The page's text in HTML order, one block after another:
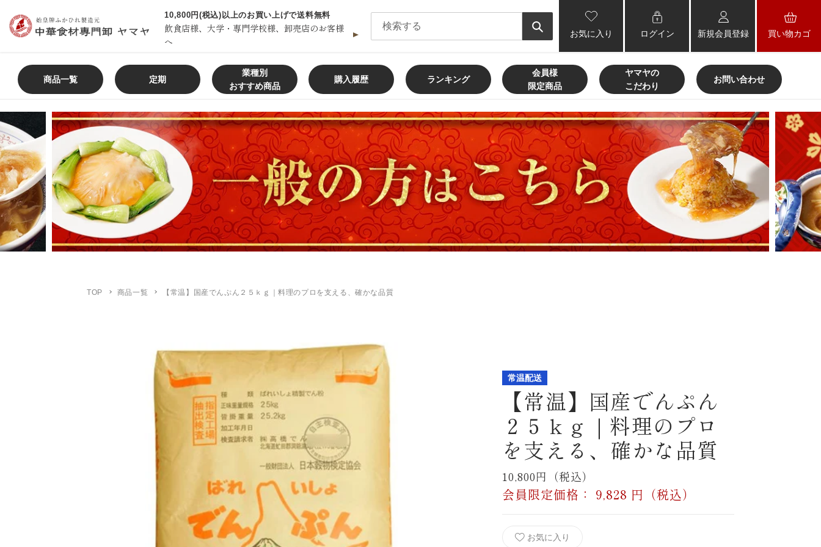
キ
ッ
プ
す
る
10,800円(税込)以上のお買い上げで送料無料
飲食店様、大学・専門学校様、卸売店のお客様
へ
お気に入り ログイン 新規会員登録 買い物カゴ
商品一覧 定期
業種別
おすすめ商品
購入履歴 ランキング
会員様
限定商品
ヤマヤの
こだわり
お問い合わせ
飲食店様、大学・専門学校様、卸売店
TOP 商品一覧 【常温】国産でんぷん２５ｋｇ｜料理のプロを支える、確かな品質
常温配送
【常温】国産でんぷん
２５ｋｇ｜料理のプロ
を支える、確かな品質
10,800円（税込）
会員限定価格： 9,828 円（税込）
お気に入り